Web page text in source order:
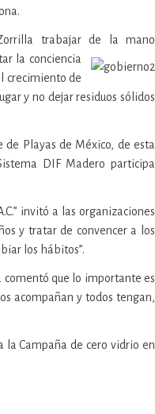
trabajar de la mano
la conciencia
crecimiento de
y no dejar residuos sólidos
Playas de México, de esta
DIF Madero participa
invitó a las organizaciones
y tratar de convencer a los
los hábitos”.
comentó que lo importante es
acompañan y todos tengan,
la Campaña de cero vidrio en